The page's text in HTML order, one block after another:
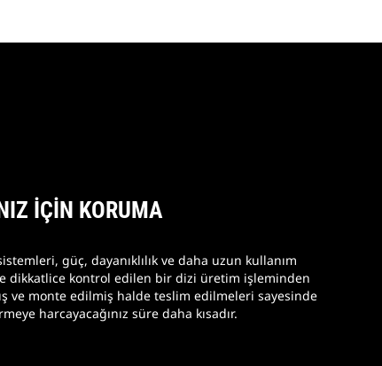
İÇİN KORUMA
güç, dayanıklılık ve daha uzun kullanım
dikkatlice kontrol edilen bir dizi üretim işleminden
ve monte edilmiş halde teslim edilmeleri sayesinde
harcayacağınız süre daha kısadır.